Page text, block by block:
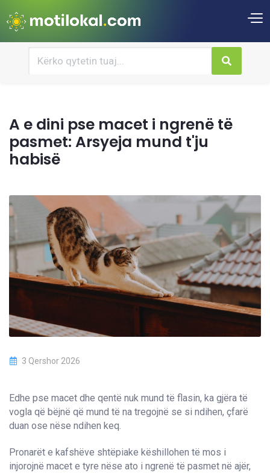
A e dini pse macet i ngrenë të
pasmet: Arsyeja mund t'ju
habisë
3 Qershor 2026
Edhe pse macet dhe qentë nuk mund të flasin, ka gjëra të
vogla që bëjnë që mund të na tregojnë se si ndihen, çfarë
duan ose nëse ndihen keq.
Pronarët e kafshëve shtëpiake këshillohen të mos i
injorojnë macet e tyre nëse ato i ngrenë të pasmet në ajër,